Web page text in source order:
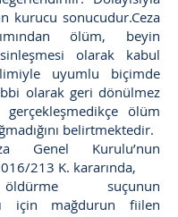
kurucu sonucudur.Ceza
ölüm, beyin
olarak kabul
uyumlu biçimde
olarak geri dönülmez
ölüm
belirtmektedir.
Genel Kurulu’nun
213 K. kararında,
suçunun
için mağdurun fiilen